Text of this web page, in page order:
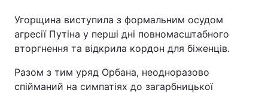
Угорщина виступила з формальним осудом
агресії Путіна у перші дні повномасштабного
вторгнення та відкрила кордон для біженців.
Разом з тим уряд Орбана, неодноразово
спійманий на симпатіях до загарбницької